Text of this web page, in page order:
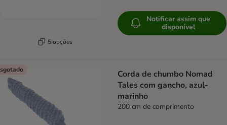
5 opções
Notificar assim que
disponível
Corda de chumbo Nomad
Tales com gancho, azul-
marinho
200 cm de comprimento